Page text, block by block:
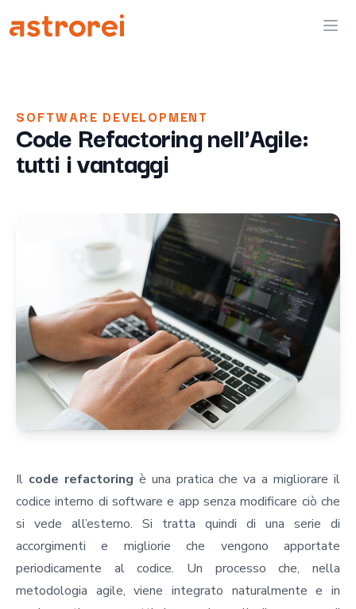
Astrorei
SOFTWARE DEVELOPMENT
Code Refactoring nell'Agile:
tutti i vantaggi
Il code refactoring è una pratica che va a migliorare il
codice interno di software e app senza modificare ciò che
si vede all’esterno. Si tratta quindi di una serie di
accorgimenti e migliorie che vengono apportate
periodicamente al codice. Un processo che, nella
metodologia agile, viene integrato naturalmente e in